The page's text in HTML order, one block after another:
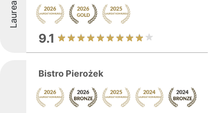
Laureaci
9.1
Bistro Pierożek